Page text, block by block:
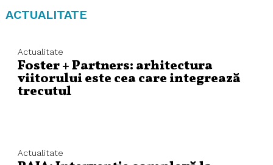
ACTUALITATE
Actualitate
Foster + Partners: arhitectura
viitorului este cea care integrează
trecutul
Actualitate